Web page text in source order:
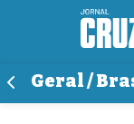
Geral /